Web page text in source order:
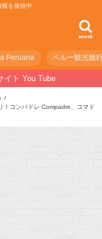
を発信中
search
Peruana ペルー観光旅
イト You Tube
！コンパドレ Compadre、コマド